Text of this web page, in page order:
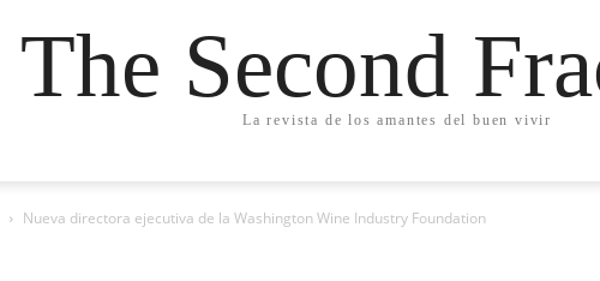
The Second
La revista de los amantes del buen vivir
Nueva directora ejecutiva de la Washington Wine Industry Foundation